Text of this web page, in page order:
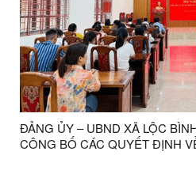
ĐẢNG ỦY – UBND XÃ LỘC
CÔNG BỐ CÁC QUYẾT ĐỊNH